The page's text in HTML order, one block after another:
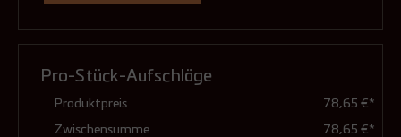
Pro-Stück-Aufschläge
Produktpreis 78,65 €*
Zwischensumme 78,65 €*